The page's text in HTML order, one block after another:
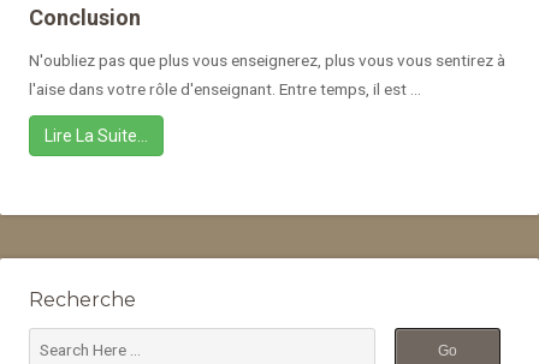
Conclusion
N'oubliez pas que plus vous enseignerez, plus vous vous sentirez à
l'aise dans votre rôle d'enseignant. Entre temps, il est ...
Lire La Suite…
Recherche